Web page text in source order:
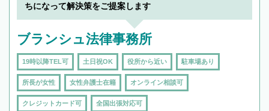
ちになって解決策をご提案します
ブランシュ法律事務所
19時以降TEL可 土日祝OK 役所から近い 駐車場あり
所長が女性 女性弁護士在籍 オンライン相談可
クレジットカード可 全国出張対応可